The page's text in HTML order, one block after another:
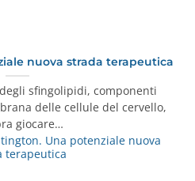
nuova strada terapeutica
sfingolipidi, componenti
delle cellule del cervello,
giocare…
Una potenziale nuova
terapeutica